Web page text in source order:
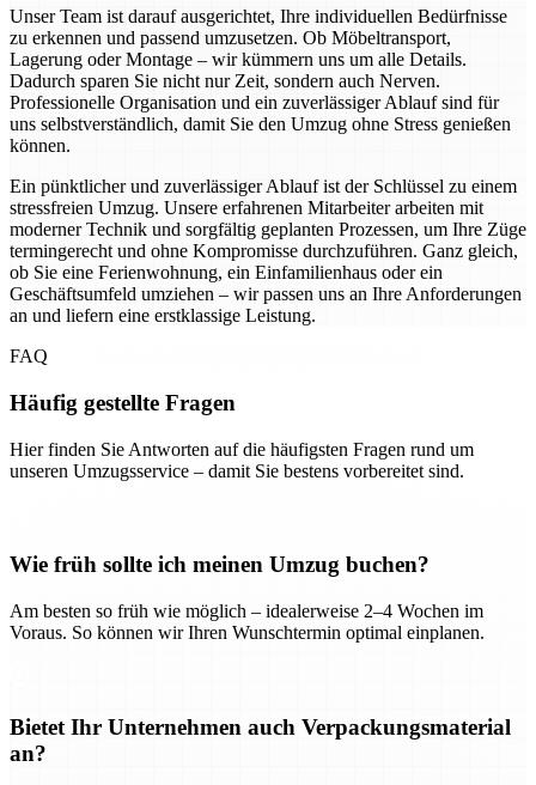
Unser Team ist darauf ausgerichtet, Ihre individuellen Bedürfnisse
zu erkennen und passend umzusetzen. Ob Möbeltransport,
Lagerung oder Montage – wir kümmern uns um alle Details.
Dadurch sparen Sie nicht nur Zeit, sondern auch Nerven.
Professionelle Organisation und ein zuverlässiger Ablauf sind für
uns selbstverständlich, damit Sie den Umzug ohne Stress genießen
können.
Ein pünktlicher und zuverlässiger Ablauf ist der Schlüssel zu einem
stressfreien Umzug. Unsere erfahrenen Mitarbeiter arbeiten mit
moderner Technik und sorgfältig geplanten Prozessen, um Ihre Züge
termingerecht und ohne Kompromisse durchzuführen. Ganz gleich,
ob Sie eine Ferienwohnung, ein Einfamilienhaus oder ein
Geschäftsumfeld umziehen – wir passen uns an Ihre Anforderungen
an und liefern eine erstklassige Leistung.
FAQ
Häufig gestellte Fragen
Hier finden Sie Antworten auf die häufigsten Fragen rund um
unseren Umzugsservice – damit Sie bestens vorbereitet sind.
Wie früh sollte ich meinen Umzug buchen?
Am besten so früh wie möglich – idealerweise 2–4 Wochen im
Voraus. So können wir Ihren Wunschtermin optimal einplanen.
Bietet Ihr Unternehmen auch Verpackungsmaterial
an?